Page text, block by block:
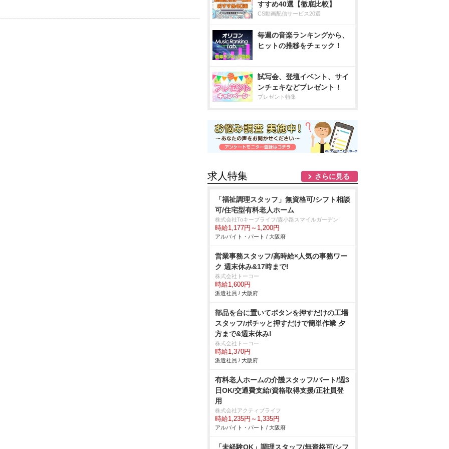
すすめ40選【徹底比較】
CS動画配信サービス20選
毎週の音楽ランキングから、
ヒットの推移をチェック！
試写会、登壇イベント、サイ
ンチェキなどプレゼント！
プレゼント特集
求人特集 さらに見る
「福祉調理スタッフ」無資格可/シフト相談
可/住宅型有料老人ホーム
株式会社Toキープライフ/森小路スマイルガーデン
時給1,177円～1,200円
アルバイト・パート / 大阪府
営業事務スタッフ/高時給×人気の事務ワー
ク 週末休み&17時まで!
株式会社トーコー
時給1,600円
派遣社員 / 大阪府
部品を台に置いてボタンを押すだけの工場
スタッフ/ポチッと押すだけで簡単作業 夕
方まで&週末休み!
株式会社トーコー
時給1,370円
派遣社員 / 大阪府
有料老人ホームの介護スタッフ/パート/週3
日OK/交通費支給/資格取得支援/正社員登
用
株式会社アクティブライフ
時給1,235円～1,335円
アルバイト・パート / 大阪府
「未経験OK」調理スタッフ/無資格可/シフ